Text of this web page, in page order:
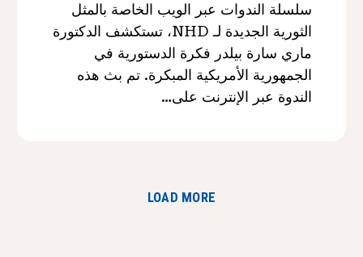
سلسلة الندوات عبر الويب الخاصة بالمثل
الثورية الجديدة لـ NHD، تستكشف الدكتورة
ماري سارة بيلدر فكرة الدستورية في
الجمهورية الأمريكية المبكرة. تم بث هذه
الندوة عبر الإنترنت على…
LOAD MORE